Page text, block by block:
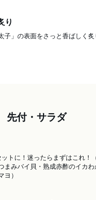
り
子」の表面をさっと香ばしく炙
先付・サラダ
トに！迷ったらまずはこれ！
まみバイ貝・熟成赤酢のイカ
ヨ）